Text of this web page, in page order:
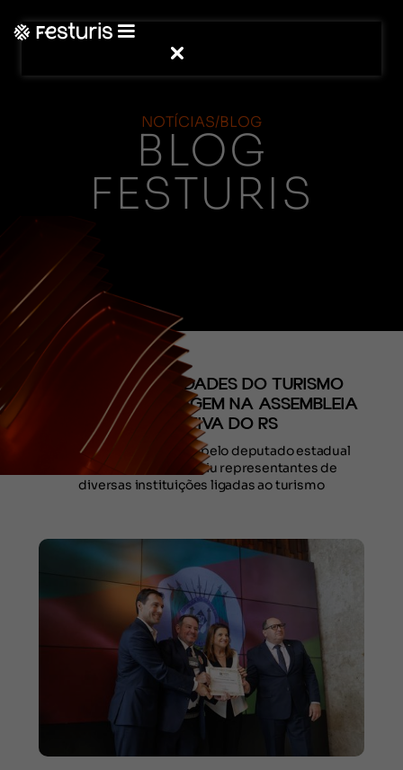
NOTÍCIAS/BLOG
BLOG
FESTURIS
(CONTEÚDO)
FESTURIS E ENTIDADES DO TURISMO
RECEBEM HOMENAGEM NA ASSEMBLEIA
LEGISLATIVA DO RS
A iniciativa foi proposta pelo deputado estadual
Ronaldo Santini e reuniu representantes de
diversas instituições ligadas ao turismo